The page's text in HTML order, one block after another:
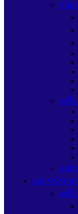
กล้อ
เครื่
อุปก
อุปกรณ์รักษ
เครื่